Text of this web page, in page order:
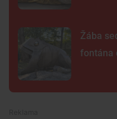
Žába
fontána